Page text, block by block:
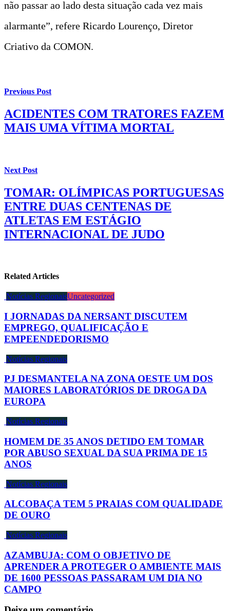
não passar ao lado desta situação cada vez mais
alarmante”, refere Ricardo Lourenço, Diretor
Criativo da COMON.
Previous Post
ACIDENTES COM TRATORES FAZEM
MAIS UMA VÍTIMA MORTAL
Next Post
TOMAR: OLÍMPICAS PORTUGUESAS
ENTRE DUAS CENTENAS DE
ATLETAS EM ESTÁGIO
INTERNACIONAL DE JUDO
Related Articles
Notícias RegionaisUncategorized
I JORNADAS DA NERSANT DISCUTEM
EMPREGO, QUALIFICAÇÃO E
EMPEENDEDORISMO
Notícias Regionais
PJ DESMANTELA NA ZONA OESTE UM DOS
MAIORES LABORATÓRIOS DE DROGA DA
EUROPA
Notícias Regionais
HOMEM DE 35 ANOS DETIDO EM TOMAR
POR ABUSO SEXUAL DA SUA PRIMA DE 15
ANOS
Notícias Regionais
ALCOBAÇA TEM 5 PRAIAS COM QUALIDADE
DE OURO
Notícias Regionais
AZAMBUJA: COM O OBJETIVO DE
APRENDER A PROTEGER O AMBIENTE MAIS
DE 1600 PESSOAS PASSARAM UM DIA NO
CAMPO